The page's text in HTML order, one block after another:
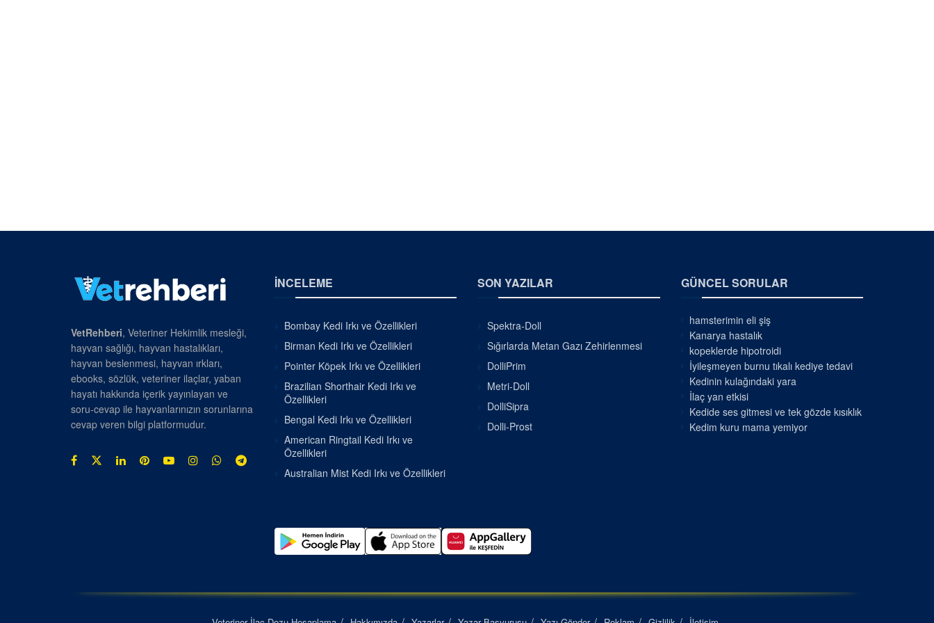
VetRehberi, Veteriner Hekimlik mesleği,
hayvan sağlığı, hayvan hastalıkları,
hayvan beslenmesi, hayvan ırkları,
ebooks, sözlük, veteriner ilaçlar, yaban
hayatı hakkında içerik yayınlayan ve
soru-cevap ile hayvanlarınızın sorunlarına
cevap veren bilgi platformudur.
İNCELEME
Bombay Kedi Irkı ve Özellikleri
Birman Kedi Irkı ve Özellikleri
Pointer Köpek Irkı ve Özellikleri
Brazilian Shorthair Kedi Irkı ve
Özellikleri
Bengal Kedi Irkı ve Özellikleri
American Ringtail Kedi Irkı ve
Özellikleri
Australian Mist Kedi Irkı ve Özellikleri
SON YAZILAR
Spektra-Doll
Sığırlarda Metan Gazı Zehirlenmesi
DolliPrim
Metri-Doll
DolliSipra
Dolli-Prost
GÜNCEL SORULAR
hamsterimin eli şiş
Kanarya hastalık
kopeklerde hipotroidi
İyileşmeyen burnu tıkalı kediye tedavi
Kedinin kulağındaki yara
İlaç yan etkisi
Kedide ses gitmesi ve tek gözde kısıklık
Kedim kuru mama yemiyor